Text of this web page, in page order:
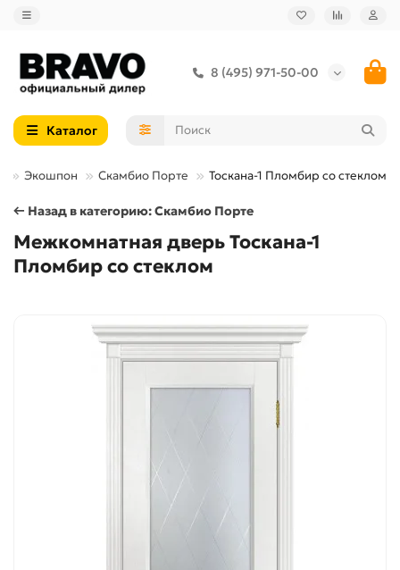
8 (495) 971-50-00
Каталог
Экошпон Скамбио Порте Тоскана-1 Пломбир со стеклом
← Назад в категорию: Скамбио Порте
Межкомнатная дверь Тоскана-1
Пломбир со стеклом